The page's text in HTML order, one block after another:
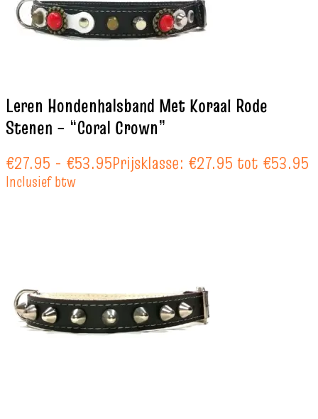
Leren Hondenhalsband Met Koraal Rode
Stenen – “Coral Crown”
€27.95 - €53.95Prijsklasse: €27.95 tot €53.95
Inclusief btw